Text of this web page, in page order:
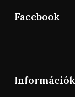
Facebook
Információk